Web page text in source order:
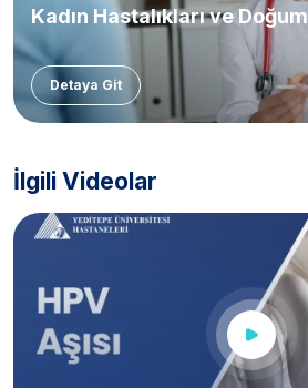
Kadın Hastalıkları ve Doğum
Detaya Git
İlgili Videolar